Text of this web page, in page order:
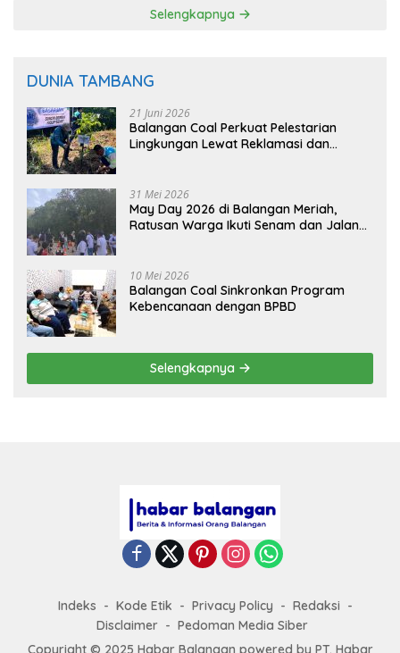
Selengkapnya
DUNIA TAMBANG
21 Juni 2026
Balangan Coal Perkuat Pelestarian
Lingkungan Lewat Reklamasi dan
31 Mei 2026
May Day 2026 di Balangan Meriah,
Ratusan Warga Ikuti Senam dan Jalan
10 Mei 2026
Balangan Coal Sinkronkan Program
Kebencanaan dengan BPBD
Selengkapnya
Indeks Kode Etik Privacy Policy
Redaksi
Disclaimer
Pedoman Media Siber
Copyright © 2025 Habar Balangan powered by PT. Habar